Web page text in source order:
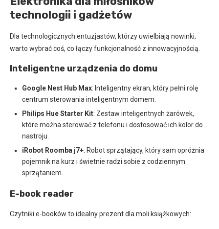
technologii i gadżetów
Dla technologicznych entuzjastów, którzy uwielbiają nowinki,
warto wybrać coś, co łączy funkcjonalność z innowacyjnością.
Inteligentne urządzenia do domu
Google Nest Hub Max: Inteligentny ekran, który pełni rolę
centrum sterowania inteligentnym domem.
Philips Hue Starter Kit: Zestaw inteligentnych żarówek,
które można sterować z telefonu i dostosować ich kolor do
nastroju.
iRobot Roomba j7+: Robot sprzątający, który sam opróżnia
pojemnik na kurz i świetnie radzi sobie z codziennym
sprzątaniem.
E-book reader
Czytniki e-booków to idealny prezent dla moli książkowych: